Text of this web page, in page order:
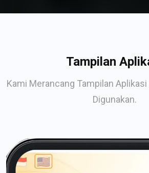
Tampilan
Kami Merancang Tampilan
Digunakan.